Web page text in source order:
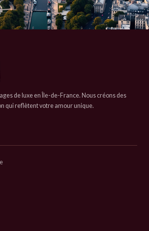
de luxe en Île-de-France. Nous créons des
qui reflètent votre amour unique.